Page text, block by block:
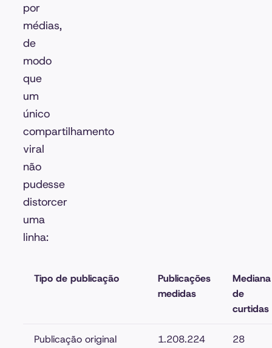
por
médias,
de
modo
que
um
único
compartilhamento
viral
não
pudesse
distorcer
uma
linha:
Tipo de publicação
Publicações
medidas
Mediana
de
curtidas
Publicação original 1.208.224 28